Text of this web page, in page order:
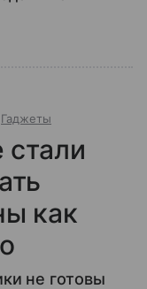
Гаджеты
стали
как
не готовы